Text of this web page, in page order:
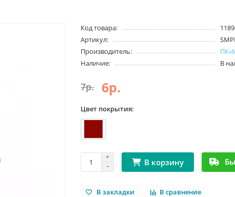
Код товара:
Артикул:
Производитель:
Наличие:
В
7р. 6р.
Цвет покрытия:
В корзину
В закладки В сравнение